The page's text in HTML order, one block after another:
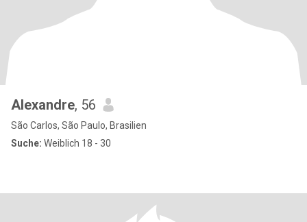
Alexandre, 56
São Carlos, São Paulo, Brasilien
Suche: Weiblich 18 - 30